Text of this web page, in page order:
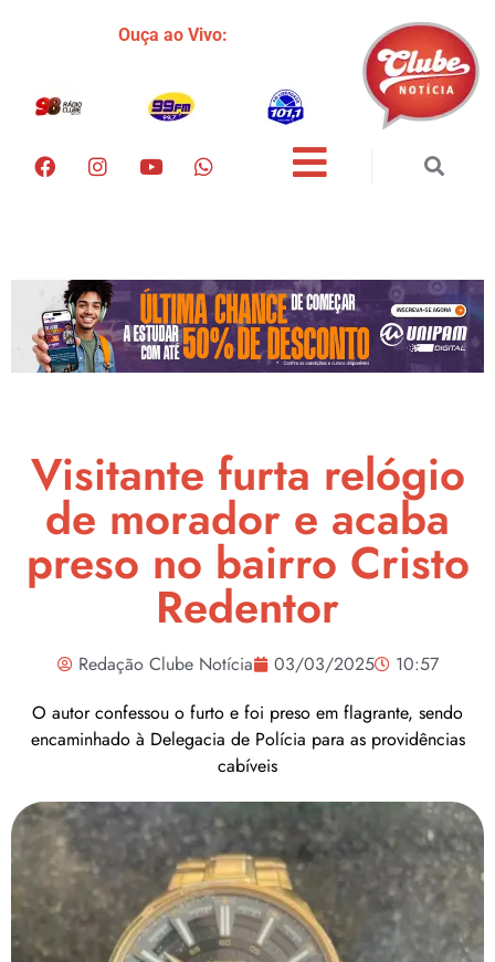
Ouça ao Vivo:
Visitante furta relógio
de morador e acaba
preso no bairro Cristo
Redentor
Redação Clube Notícia 03/03/2025
10:57
O autor confessou o furto e foi preso em flagrante, sendo
encaminhado à Delegacia de Polícia para as providências
cabíveis